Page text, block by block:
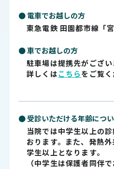
● 電車でお越しの方
東急電鉄 田園都市線「
● 車でお越しの方
駐車場は提携先がござい
詳しくはこちらをご覧く
● 受診いただける年齢につ
当院では中学生以上の
おります。また、発熱
学生以上となります。
（中学生は保護者同伴